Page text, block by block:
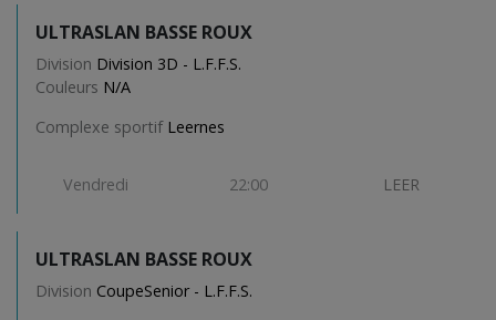
ULTRASLAN BASSE ROUX
Division Division 3D - L.F.F.S.
Couleurs N/A
Complexe sportif Leernes
Vendredi 22:00 LEER
ULTRASLAN BASSE ROUX
Division CoupeSenior - L.F.F.S.